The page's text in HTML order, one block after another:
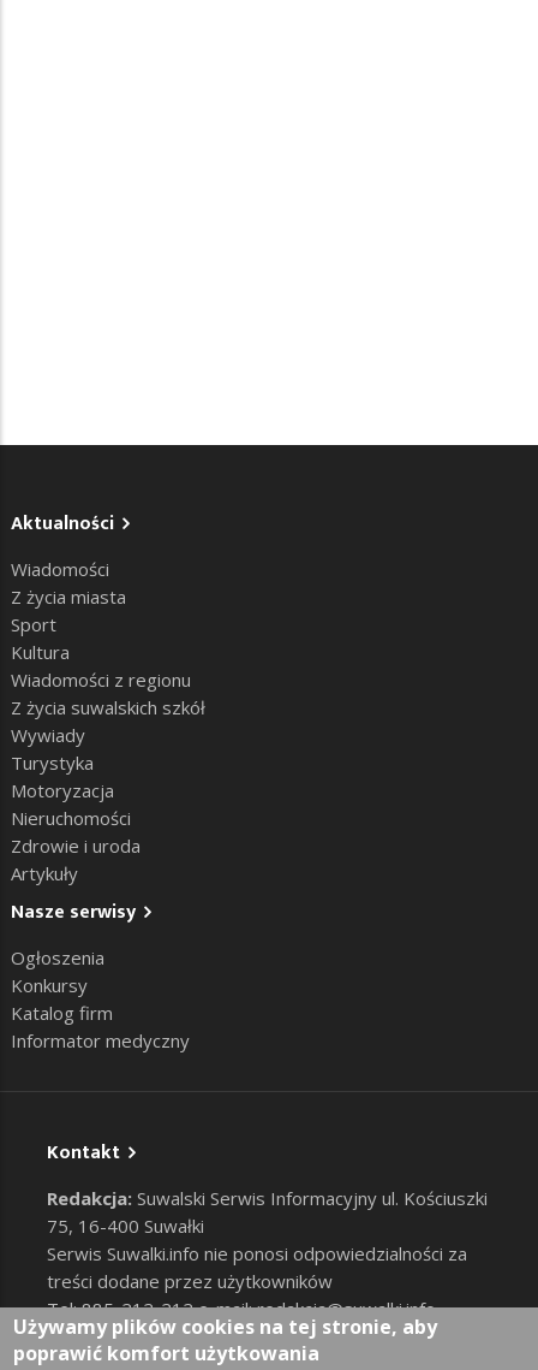
Aktualności
Wiadomości
Z życia miasta
Sport
Kultura
Wiadomości z regionu
Z życia suwalskich szkół
Wywiady
Turystyka
Motoryzacja
Nieruchomości
Zdrowie i uroda
Artykuły
Nasze serwisy
Ogłoszenia
Konkursy
Katalog firm
Informator medyczny
Kontakt
Redakcja: Suwalski Serwis Informacyjny ul. Kościuszki
75, 16-400 Suwałki
Serwis Suwalki.info nie ponosi odpowiedzialności za
treści dodane przez użytkowników
Tel: 885-212-212 e-mail:redakcja@suwalki.info,
reklama@suwalki.info
RODO |Cookies
Używamy plików cookies na tej stronie, aby
poprawić komfort użytkowania